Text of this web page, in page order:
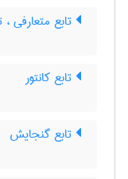
تابع متعارفی ،
تابع کانتور
تابع گنجایش